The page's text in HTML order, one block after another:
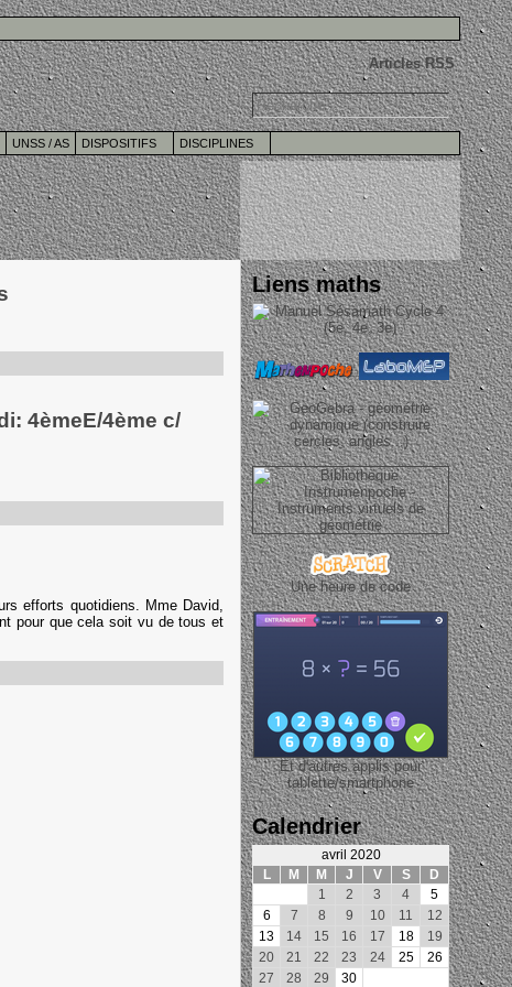
Articles RSS
UNSS / AS DISPOSITIFS DISCIPLINES
4èmeE/4ème c/
efforts quotidiens. Mme David,
pour que cela soit vu de tous et
Liens maths
Une heure de code
Et d'autres applis pour
tablette/smartphone
Calendrier
avril 2020
L
M M J V S
D
1
2 3 4
5
6
7 8 9 10 11
12
13
14 15 16 17 18
19
20
21 22 23 24 25
26
27
28 29 30